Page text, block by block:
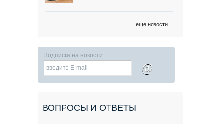
еще новости
Подписка на новости:
@
ВОПРОСЫ И ОТВЕТЫ